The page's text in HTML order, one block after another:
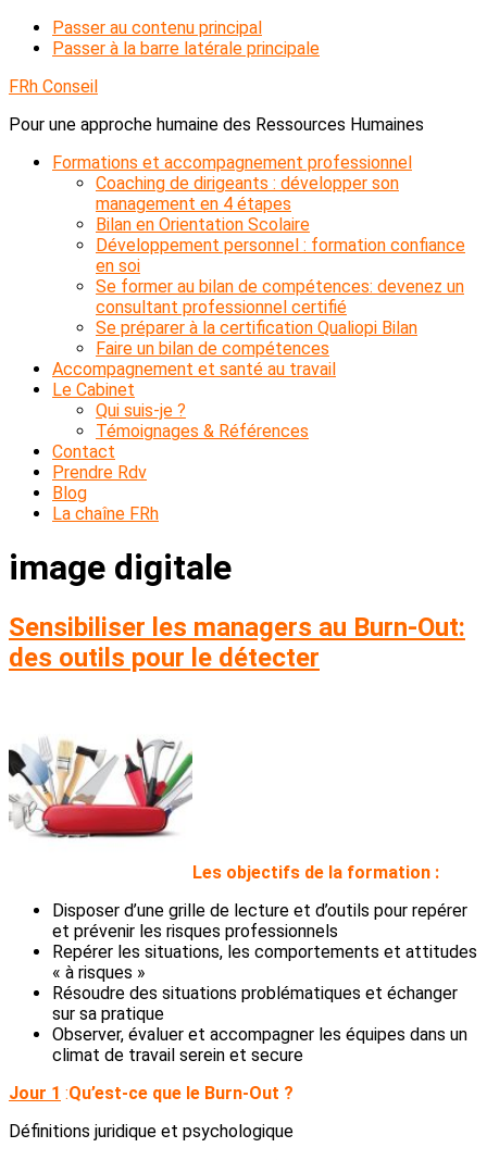
Passer au contenu principal
Passer à la barre latérale principale
FRh Conseil
Pour une approche humaine des Ressources Humaines
Formations et accompagnement professionnel
Coaching de dirigeants : développer son
management en 4 étapes
Bilan en Orientation Scolaire
Développement personnel : formation confiance
en soi
Se former au bilan de compétences: devenez un
consultant professionnel certifié
Se préparer à la certification Qualiopi Bilan
Faire un bilan de compétences
Accompagnement et santé au travail
Le Cabinet
Qui suis-je ?
Témoignages & Références
Contact
Prendre Rdv
Blog
La chaîne FRh
image digitale
Sensibiliser les managers au Burn-Out:
des outils pour le détecter
Les objectifs de la formation :
Disposer d’une grille de lecture et d’outils pour repérer
et prévenir les risques professionnels
Repérer les situations, les comportements et attitudes
« à risques »
Résoudre des situations problématiques et échanger
sur sa pratique
Observer, évaluer et accompagner les équipes dans un
climat de travail serein et secure
Jour 1 :Qu’est-ce que le Burn-Out ?
Définitions juridique et psychologique